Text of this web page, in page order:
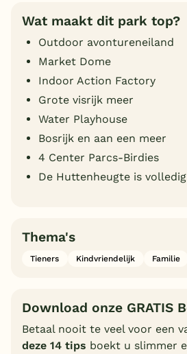
Wat maakt dit park top?
Outdoor avontureneiland
Market Dome
Indoor Action Factory
Grote visrijk meer
Water Playhouse
Bosrijk en aan een meer
4 Center Parcs-Birdies
De Huttenheugte is
Thema's
Tieners Kindvriendelijk Familie
Download onze GRATIS
Betaal nooit te veel voor een
deze 14 tips boekt u slimmer